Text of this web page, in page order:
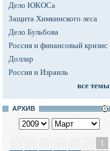
Дело ЮКОСа
Защита Химкинского леса
Дело Бульбова
Россия и финансовый кризис
Доллар
Россия и Израиль
все темы
АРХИВ
1